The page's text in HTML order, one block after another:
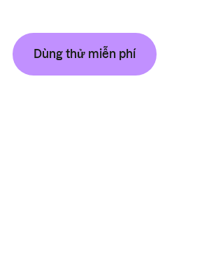
Dùng thử miễn phí